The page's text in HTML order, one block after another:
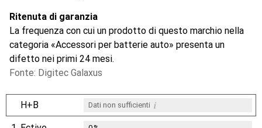
Ritenuta di garanzia
La frequenza con cui un prodotto di questo marchio nella
categoria «Accessori per batterie auto» presenta un
difetto nei primi 24 mesi.
Fonte: Digitec Galaxus
H+B Dati non sufficienti i